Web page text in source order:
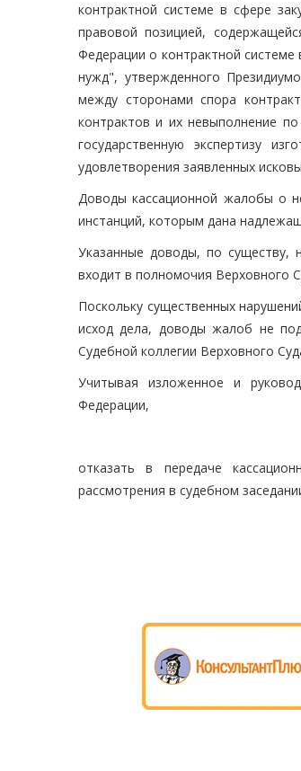
контрактной системе в сфере
правовой позицией,
Федерации о контрактной системе
нужд", утвержденного
между сторонами спора
контрактов и их невыполнение
государственную экспертизу
удовлетворения заявленных
Доводы кассационной жалобы о
инстанций, которым дана
Указанные доводы, по существу,
входит в полномочия Верховного
Поскольку существенных
исход дела, доводы жалоб не
Судебной коллегии Верховного
Учитывая изложенное и
Федерации,
отказать в передаче
рассмотрения в судебном